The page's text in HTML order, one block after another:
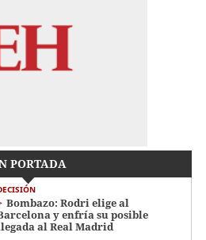
PORTADA
Bombazo: Rodri elige al
y enfría su posible
al Real Madrid